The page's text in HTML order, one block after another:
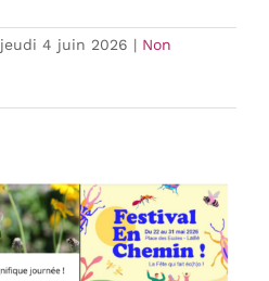
jeudi 4 juin 2026 | Non